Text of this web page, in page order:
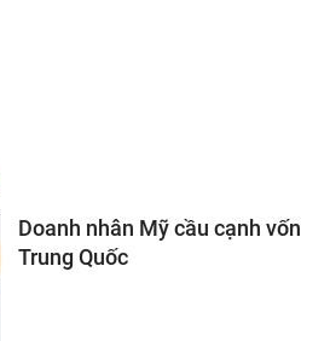
Doanh nhân Mỹ cầu cạnh vốn
Trung Quốc